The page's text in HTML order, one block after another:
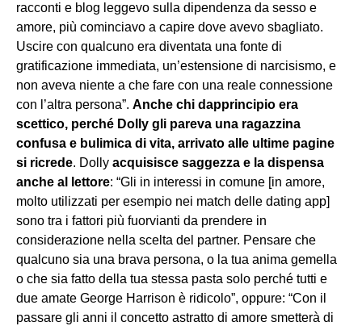
racconti e blog leggevo sulla dipendenza da sesso e
amore, più cominciavo a capire dove avevo sbagliato.
Uscire con qualcuno era diventata una fonte di
gratificazione immediata, un’estensione di narcisismo, e
non aveva niente a che fare con una reale connessione
con l’altra persona”. Anche chi dapprincipio era
scettico, perché Dolly gli pareva una ragazzina
confusa e bulimica di vita, arrivato alle ultime pagine
si ricrede. Dolly acquisisce saggezza e la dispensa
anche al lettore: “Gli in interessi in comune [in amore,
molto utilizzati per esempio nei match delle dating app]
sono tra i fattori più fuorvianti da prendere in
considerazione nella scelta del partner. Pensare che
qualcuno sia una brava persona, o la tua anima gemella
o che sia fatto della tua stessa pasta solo perché tutti e
due amate George Harrison è ridicolo”, oppure: “Con il
passare gli anni il concetto astratto di amore smetterà di